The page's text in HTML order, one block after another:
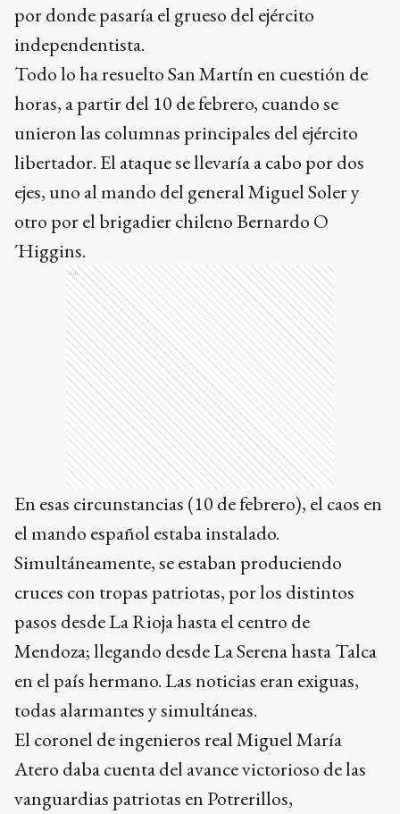
por donde pasaría el grueso del ejército
independentista.
Todo lo ha resuelto San Martín en cuestión de
horas, a partir del 10 de febrero, cuando se
unieron las columnas principales del ejército
libertador. El ataque se llevaría a cabo por dos
ejes, uno al mando del general Miguel Soler y
otro por el brigadier chileno Bernardo O
´Higgins.
Ads
En esas circunstancias (10 de febrero), el caos en
el mando español estaba instalado.
Simultáneamente, se estaban produciendo
cruces con tropas patriotas, por los distintos
pasos desde La Rioja hasta el centro de
Mendoza; llegando desde La Serena hasta Talca
en el país hermano. Las noticias eran exiguas,
todas alarmantes y simultáneas.
El coronel de ingenieros real Miguel María
Atero daba cuenta del avance victorioso de las
vanguardias patriotas en Potrerillos,